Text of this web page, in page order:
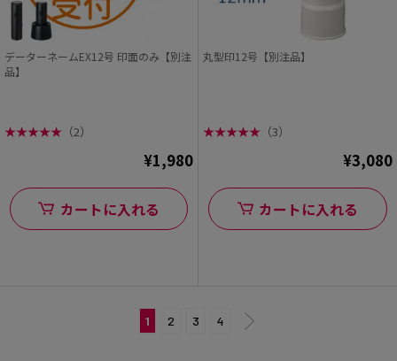
データーネームEX12号 印面のみ【別注
品】
★★★★★ （2）
¥1,980
カートに入れる
丸型印12号【別注品】
★★★★★ （3）
¥3,080
カートに入れる
1 2 3 4